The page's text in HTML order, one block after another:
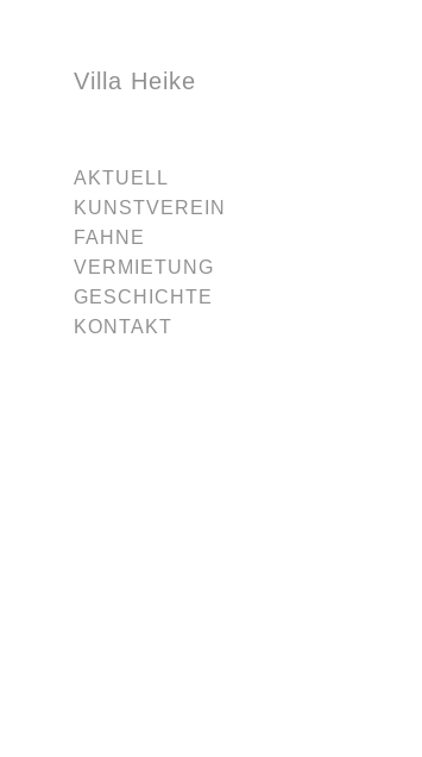
Villa Heike
AKTUELL
KUNSTVEREIN
FAHNE
VERMIETUNG
GESCHICHTE
KONTAKT